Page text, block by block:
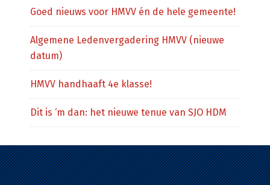
Goed nieuws voor HMVV én de hele gemeente!
Algemene Ledenvergadering HMVV (nieuwe
datum)
HMVV handhaaft 4e klasse!
Dit is ‘m dan: het nieuwe tenue van SJO HDM